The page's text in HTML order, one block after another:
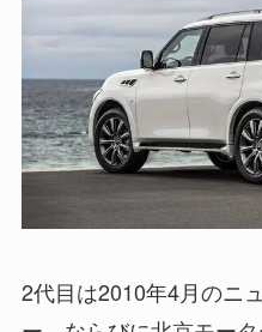
2代目は2010年4月のニ